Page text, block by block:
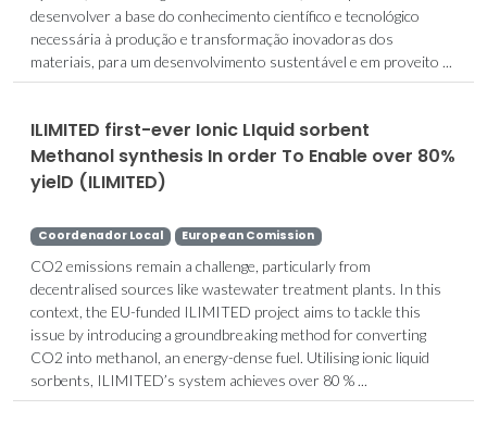
desenvolver a base do conhecimento científico e tecnológico
necessária à produção e transformação inovadoras dos
materiais, para um desenvolvimento sustentável e em proveito ...
ILIMITED first-ever Ionic LIquid sorbent
Methanol synthesis In order To Enable over 80%
yielD (ILIMITED)
Coordenador Local European Comission
CO2 emissions remain a challenge, particularly from
decentralised sources like wastewater treatment plants. In this
context, the EU-funded ILIMITED project aims to tackle this
issue by introducing a groundbreaking method for converting
CO2 into methanol, an energy-dense fuel. Utilising ionic liquid
sorbents, ILIMITED’s system achieves over 80 % ...